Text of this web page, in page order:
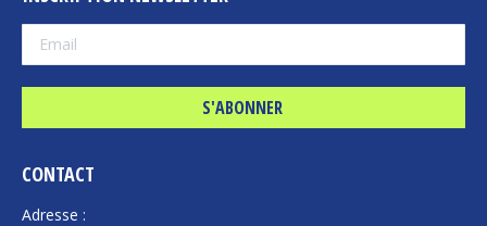
CONTACT
Adresse :